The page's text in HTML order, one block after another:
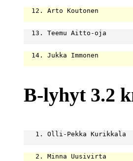
12. Arto Koutonen
13. Teemu Aitto-oja
14. Jukka Immonen
B-lyhyt 3.2
1. Olli-Pekka
2. Minna